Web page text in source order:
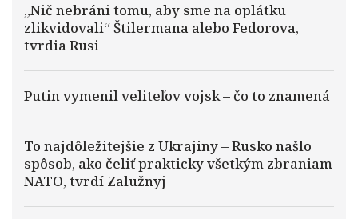
„Nič nebráni tomu, aby sme na oplátku
zlikvidovali“ Štilermana alebo Fedorova,
tvrdia Rusi
Putin vymenil veliteľov vojsk – čo to znamená
To najdôležitejšie z Ukrajiny – Rusko našlo
spôsob, ako čeliť prakticky všetkým zbraniam
NATO, tvrdí Zalužnyj